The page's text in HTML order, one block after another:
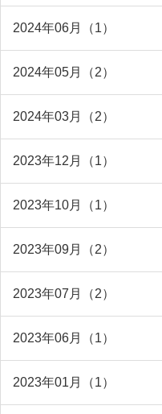
2024年06月（1）
2024年05月（2）
2024年03月（2）
2023年12月（1）
2023年10月（1）
2023年09月（2）
2023年07月（2）
2023年06月（1）
2023年01月（1）